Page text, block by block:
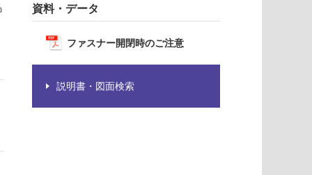
資料・データ
ファスナー開閉時のご注意
説明書・図面検索